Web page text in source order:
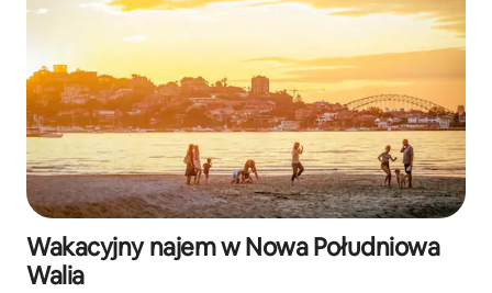
Wakacyjny najem w Nowa Południowa
Walia